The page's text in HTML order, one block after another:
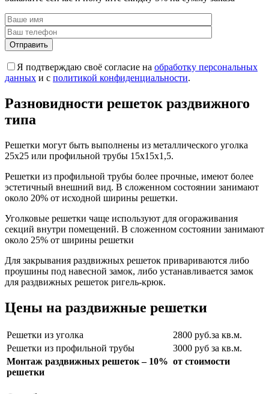
Я подтверждаю своё согласие на обработку персональных
данных и с политикой конфиденциальности.
Разновидности решеток раздвижного
типа
Решетки могут быть выполнены из металлического уголка
25х25 или профильной трубы 15х15х1,5.
Решетки из профильной трубы более прочные, имеют более
эстетичный внешний вид. В сложенном состоянии занимают
около 20% от исходной ширины решетки.
Уголковые решетки чаще используют для огораживания
секций внутри помещений. В сложенном состоянии занимают
около 25% от ширины решетки
Для закрывания раздвижных решеток привариваются либо
проушины под навесной замок, либо устанавливается замок
для раздвижных решеток ригель-крюк.
Цены на раздвижные решетки
Решетки из уголка
2800 руб.за кв.м.
Решетки из профильной трубы
3000 руб за кв.м.
Монтаж раздвижных решеток – 10% от стоимости
решетки